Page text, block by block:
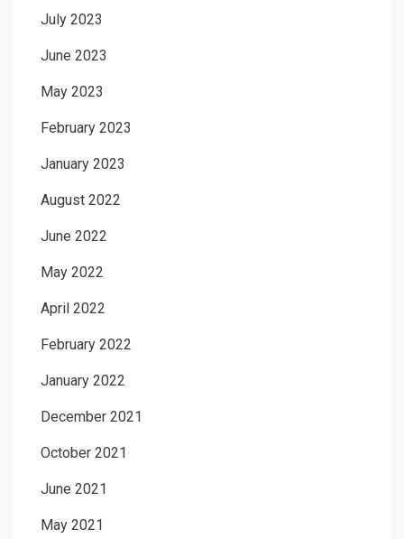
July 2023
June 2023
May 2023
February 2023
January 2023
August 2022
June 2022
May 2022
April 2022
February 2022
January 2022
December 2021
October 2021
June 2021
May 2021